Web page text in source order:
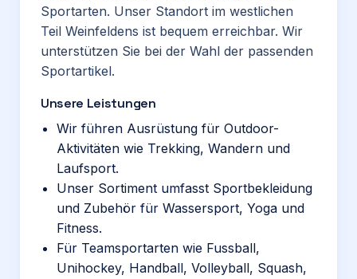
Sportarten. Unser Standort im westlichen
Teil Weinfeldens ist bequem erreichbar. Wir
unterstützen Sie bei der Wahl der passenden
Sportartikel.
Unsere Leistungen
Wir führen Ausrüstung für Outdoor-
Aktivitäten wie Trekking, Wandern und
Laufsport.
Unser Sortiment umfasst Sportbekleidung
und Zubehör für Wassersport, Yoga und
Fitness.
Für Teamsportarten wie Fussball,
Unihockey, Handball, Volleyball, Squash,